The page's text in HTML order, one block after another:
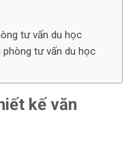
tư vấn du học
phòng tư vấn du học
kế văn